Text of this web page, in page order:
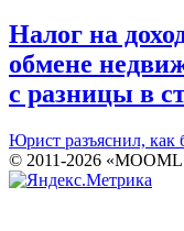
Налог на
обмене
с разницы в
Юрист разъяснил, как
© 2011-2026